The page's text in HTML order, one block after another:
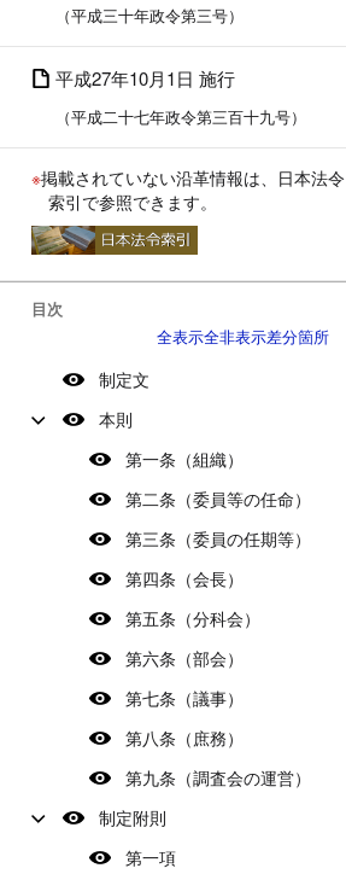
（平成三十年政令第三号）
平成27年10月1日 施行
（平成二十七年政令第三百十九号）
※掲載されていない沿革情報は、日本法令
索引で参照できます。
目次
全表示全非表示差分箇所
制定文
本則
第一条（組織）
第二条（委員等の任命）
第三条（委員の任期等）
第四条（会長）
第五条（分科会）
第六条（部会）
第七条（議事）
第八条（庶務）
第九条（調査会の運営）
制定附則
第一項